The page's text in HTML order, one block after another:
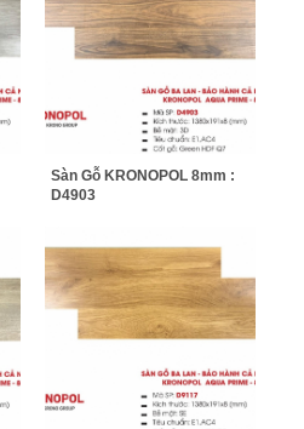
Sàn Gỗ KRONOPOL 8mm :
D4903